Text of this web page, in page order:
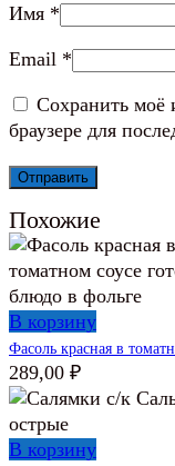
Имя *
Email *
Сохранить моё
браузере для
Похожие
В корзину
Фасоль красная в
289,00 ₽
В корзину